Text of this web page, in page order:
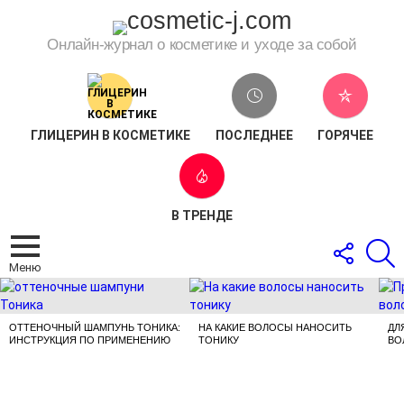
Онлайн-журнал о косметике и уходе за собой
ГЛИЦЕРИН В КОСМЕТИКЕ ПОСЛЕДНЕЕ ГОРЯЧЕЕ
В ТРЕНДЕ
Меню
ЗА
САМЫЕ
ПРОСМАТРИВАЕМЫЕ
ПУБЛИКАЦИИ
ОТТЕНОЧНЫЙ ШАМПУНЬ ТОНИКА:
ИНСТРУКЦИЯ ПО ПРИМЕНЕНИЮ
НА КАКИЕ ВОЛОСЫ НАНОСИТЬ
ТОНИКУ